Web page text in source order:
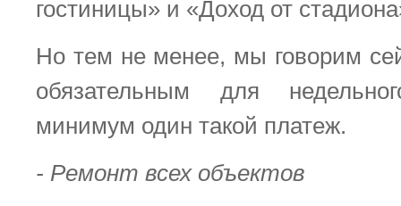
гостиницы» и «Доход от
Но тем не менее, мы говорим
обязательным для
минимум один такой платеж.
- Ремонт всех объектов